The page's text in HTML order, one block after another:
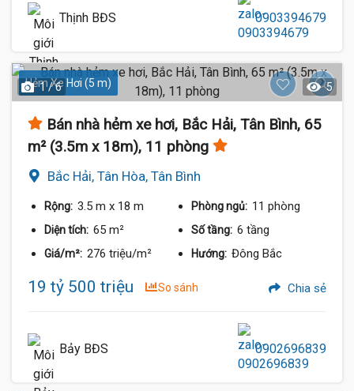
Thịnh BĐS 0903394679
Hẻm Xe Hơi (5 m)
1 / 6 5
Bán nhà hẻm xe hơi, Bắc Hải, Tân Bình, 65
m² (3.5m x 18m), 11 phòng
Bắc Hải, Tân Hòa, Tân Bình
Rộng: 3.5 m x 18 m Phòng ngủ: 11 phòng
Diện tích: 65 m² Số tầng: 6 tầng
Giá/m²: 276 triệu/m² Hướng: Đông Bắc
19 tỷ 500 triệu So sánh Chia sẻ
Bảy BĐS 0902696839